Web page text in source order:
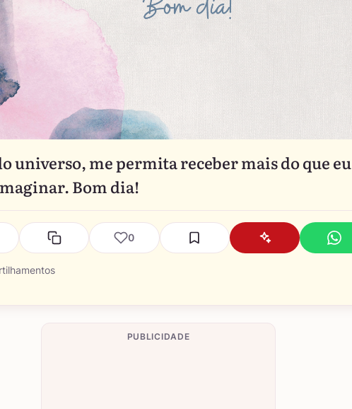
universo, me permita receber mais do que eu
Bom dia!
0
PUBLICIDADE